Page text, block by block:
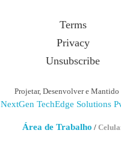
Terms
Privacy
Unsubscribe
Projetar, Desenvolver e Mantido
NextGen TechEdge Solutions
Área de Trabalho /